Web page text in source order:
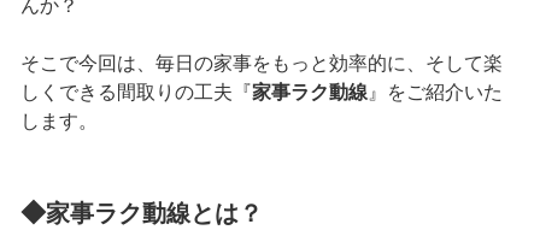
んか？
そこで今回は、毎日の家事をもっと効率的に、そして楽
しくできる間取りの工夫『家事ラク動線』をご紹介いた
します。
◆家事ラク動線とは？